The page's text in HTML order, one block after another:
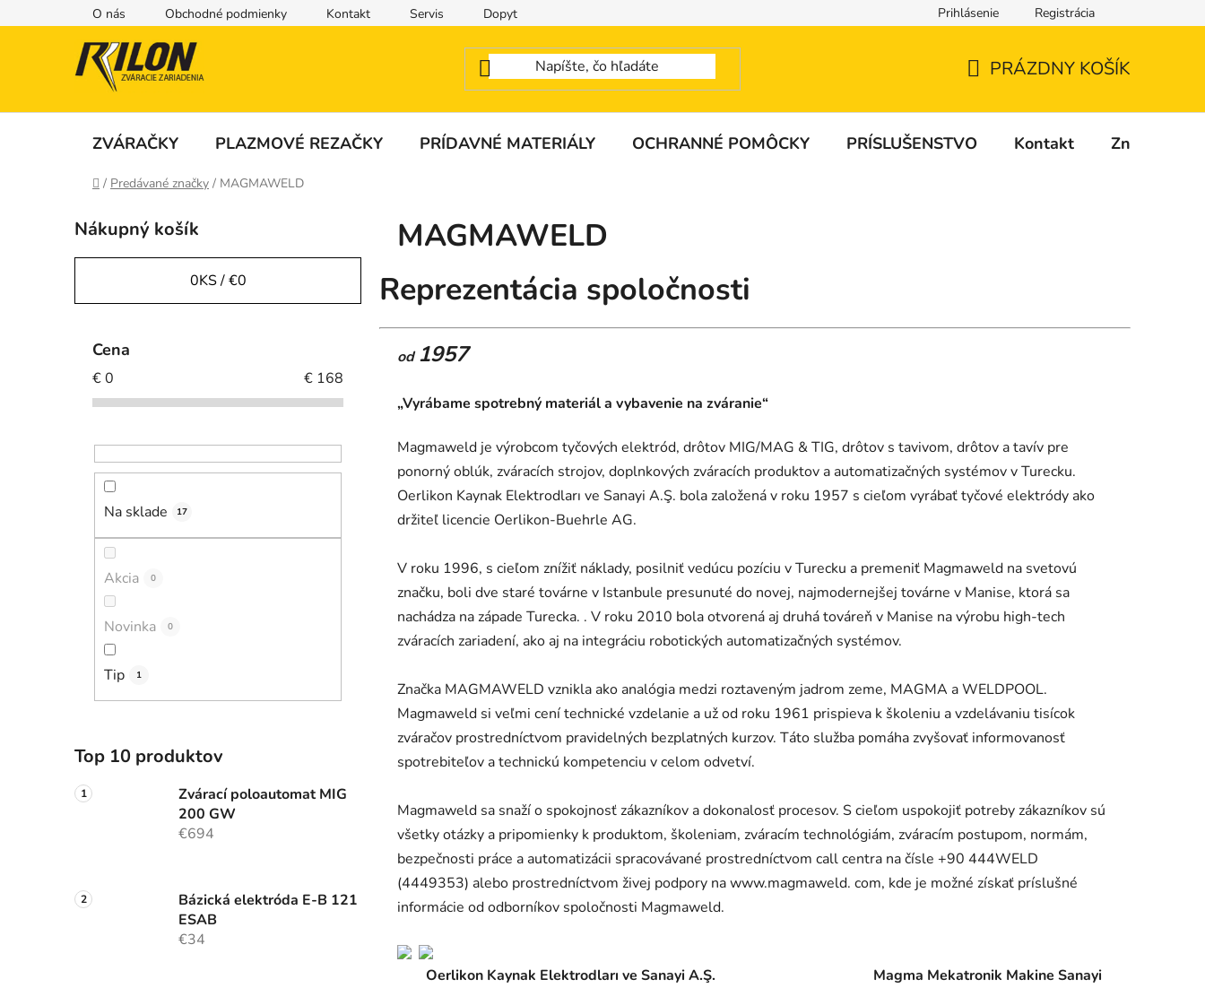
na
O nás Obchodné podmienky Kontakt Servis Dopyt Prihlásenie Registrácia
KOŠÍK
PRÁZDNY KOŠÍK
ZVÁRAČKY PLAZMOVÉ REZAČKY PRÍDAVNÉ MATERIÁLY OCHRANNÉ POMÔCKY PRÍSLUŠENSTVO Kontakt Značky
Domov
/ Predávané značky / MAGMAWELD
o
č
ý
Nákupný košík
0KS /€0
Cena
€0 € 168
Na sklade 17
Akcia 0
Novinka 0
Tip 1
Top 10 produktov
Zvárací poloautomat MIG
200 GW
€694
Bázická elektróda E-B 121
ESAB
€34
MAGMAWELD
Reprezentácia spoločnosti
od1957
„Vyrábame spotrebný materiál a vybavenie na zváranie“
Magmaweld je výrobcom tyčových elektród, drôtov MIG/MAG & TIG, drôtov s tavivom, drôtov a tavív pre
ponorný oblúk, zváracích strojov, doplnkových zváracích produktov a automatizačných systémov v Turecku.
Oerlikon Kaynak Elektrodları ve Sanayi A.Ş. bola založená v roku 1957 s cieľom vyrábať tyčové elektródy ako
držiteľ licencie Oerlikon-Buehrle AG.
V roku 1996, s cieľom znížiť náklady, posilniť vedúcu pozíciu v Turecku a premeniť Magmaweld na svetovú
značku, boli dve staré továrne v Istanbule presunuté do novej, najmodernejšej továrne v Manise, ktorá sa
nachádza na západe Turecka. . V roku 2010 bola otvorená aj druhá továreň v Manise na výrobu high-tech
zváracích zariadení, ako aj na integráciu robotických automatizačných systémov.
Značka MAGMAWELD vznikla ako analógia medzi roztaveným jadrom zeme, MAGMA a WELDPOOL.
Magmaweld si veľmi cení technické vzdelanie a už od roku 1961 prispieva k školeniu a vzdelávaniu tisícok
zváračov prostredníctvom pravidelných bezplatných kurzov. Táto služba pomáha zvyšovať informovanosť
spotrebiteľov a technickú kompetenciu v celom odvetví.
Magmaweld sa snaží o spokojnosť zákazníkov a dokonalosť procesov. S cieľom uspokojiť potreby zákazníkov sú
všetky otázky a pripomienky k produktom, školeniam, zváracím technológiám, zváracím postupom, normám,
bezpečnosti práce a automatizácii spracovávané prostredníctvom call centra na čísle +90 444WELD
(4449353) alebo prostredníctvom živej podpory na www.magmaweld. com, kde je možné získať príslušné
informácie od odborníkov spoločnosti Magmaweld.
Oerlikon Kaynak Elektrodları ve Sanayi A.Ş. Magma Mekatronik Makine Sanayi